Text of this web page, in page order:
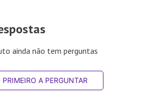
ainda não tem perguntas
PRIMEIRO A PERGUNTAR